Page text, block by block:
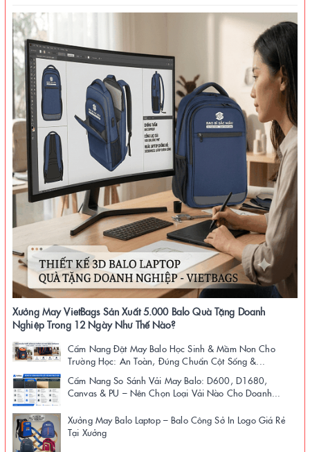
Xưởng May VietBags Sản Xuất 5.000 Balo Quà Tặng Doanh
Nghiệp Trong 12 Ngày Như Thế Nào?
Cẩm Nang Đặt May Balo Học Sinh & Mầm Non Cho
Trường Học: An Toàn, Đúng Chuẩn Cột Sống &...
Cẩm Nang So Sánh Vải May Balo: D600, D1680,
Canvas & PU – Nên Chọn Loại Vải Nào Cho Doanh...
Xưởng May Balo Laptop – Balo Công Sở In Logo Giá Rẻ
Tại Xưởng